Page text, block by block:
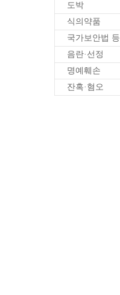
도박
식의약품
국가보안법 등
음란·선정
명예훼손
잔혹·혐오